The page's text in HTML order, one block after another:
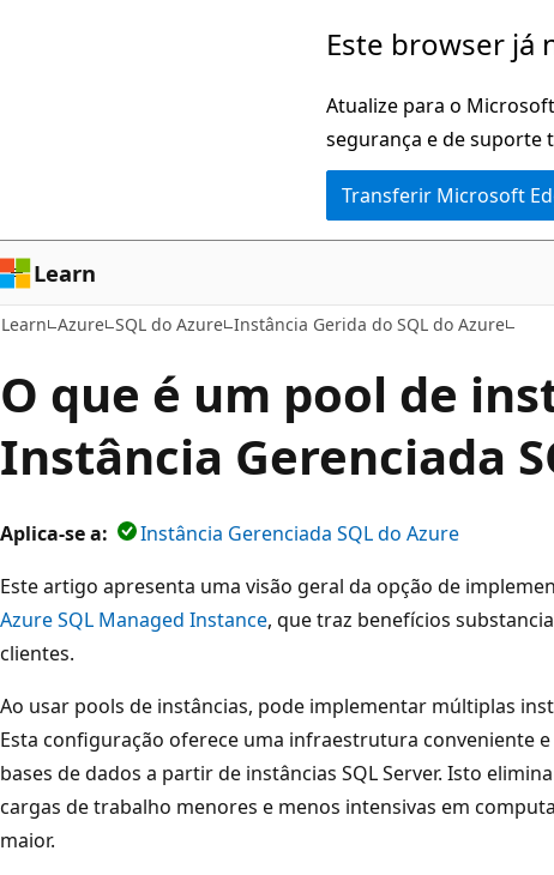
Este browser já
Atualize para o
segurança e de suporte
Transferir Microsoft
Learn
Learn Azure SQL do Azure Instância Gerida do SQL do Azure
O que é um pool de
Instância Gerenciada
Aplica-se a:
Instância Gerenciada SQL do Azure
Este artigo apresenta uma visão geral da opção de
Azure SQL Managed Instance, que traz benefícios
clientes.
Ao usar pools de instâncias, pode implementar múltiplas
Esta configuração oferece uma infraestrutura conveniente
bases de dados a partir de instâncias SQL Server. Isto
cargas de trabalho menores e menos intensivas em
maior.